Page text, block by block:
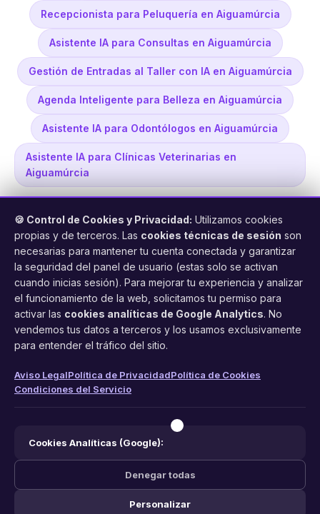
Recepcionista para Peluquería en Aiguamúrcia
Asistente IA para Consultas en Aiguamúrcia
Gestión de Entradas al Taller con IA en Aiguamúrcia
Agenda Inteligente para Belleza en Aiguamúrcia
Asistente IA para Odontólogos en Aiguamúrcia
Asistente IA para Clínicas Veterinarias en
Aiguamúrcia
FacilCita
Asistente inteligente de citas por teléfono y WhatsApp.
Gestión profesional de agenda con IA para tu negocio.
Funciones
Aviso Legal
🍪 Control de Cookies y Privacidad: Utilizamos cookies
propias y de terceros. Las cookies técnicas de sesión son
necesarias para mantener tu cuenta conectada y garantizar
la seguridad del panel de usuario (estas solo se activan
cuando inicias sesión). Para mejorar tu experiencia y analizar
el funcionamiento de la web, solicitamos tu permiso para
activar las cookies analíticas de Google Analytics. No
vendemos tus datos a terceros y los usamos exclusivamente
para entender el tráfico del sitio.
Aviso LegalPolítica de PrivacidadPolítica de Cookies
Condiciones del Servicio
Cookies Analíticas (Google):
Denegar todas
Personalizar